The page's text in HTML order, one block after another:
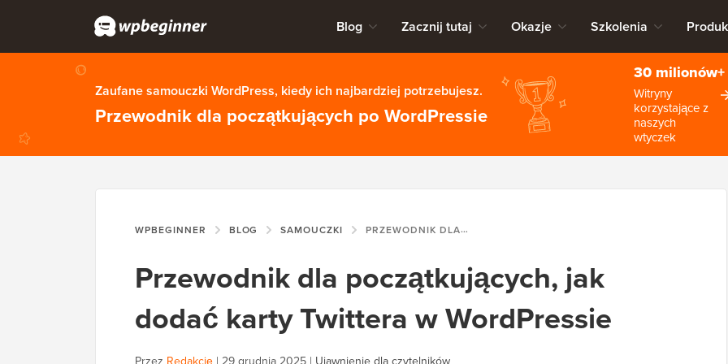
Blog Zacznij tutaj Okazje Szkolenia
Zaufane samouczki WordPress, kiedy ich najbardziej potrzebujesz.
Przewodnik dla początkujących po WordPressie
30 milionów+
Witryny
korzystające z
naszych
wtyczek
WPBEGINNER BLOG SAMOUCZKI PRZEWODNIK DLA POCZĄTKUJĄCYCH, JAK DODAĆ KARTY TWITTERA W WORDPRESSIE
Przewodnik dla początkujących, jak
dodać karty Twittera w WordPressie